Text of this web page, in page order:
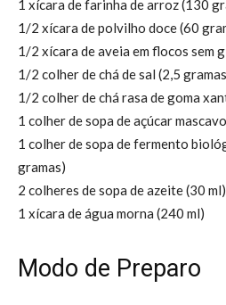
1 xícara de farinha de arroz (130
1/2 xícara de polvilho doce (60
1/2 xícara de aveia em flocos sem
1/2 colher de chá de sal (2,5
1/2 colher de chá rasa de goma
1 colher de sopa de açúcar
1 colher de sopa de fermento
gramas)
2 colheres de sopa de azeite (30 ml)
1 xícara de água morna (240 ml)
Modo de Preparo